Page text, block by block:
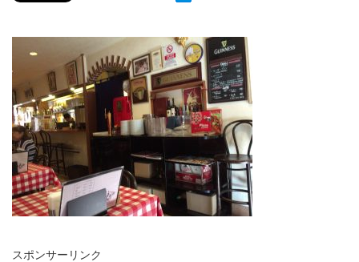
スポンサーリンク